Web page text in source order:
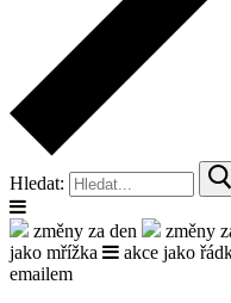
Hledat:
změny za den změny
jako mřížka
akce jako
emailem